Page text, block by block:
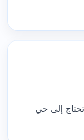
إلى حي